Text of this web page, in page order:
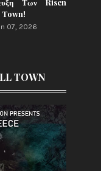
Των Risen
Town!
07, 2026
TOWN